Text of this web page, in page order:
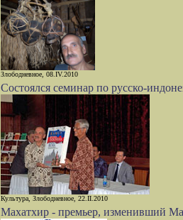
Злободневное, 08.IV.2010
Состоялся семинар по русско-
Культура, Злободневное, 22.II.2010
Махатхир - премьер, изменивший